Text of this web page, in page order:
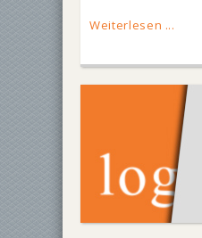
Weiterlesen ...